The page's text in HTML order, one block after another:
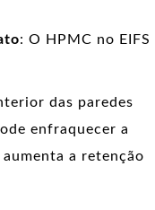
: O HPMC no EIFS
das paredes
enfraquecer a
a retenção